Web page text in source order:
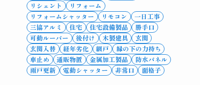
リシェント
リフォーム
リフォームシャッター
リモコン
一日工事
三協アルミ
住宅 住宅設備製品
勝手口
可動ルーバー
後付け 木製建具
玄関
玄関入替
経年劣化 網戸
縁の下の力持ち
車止め
通販物置 金属加工製品
防水パネル
雨戸更新
電動シャッター 非常口 面格子